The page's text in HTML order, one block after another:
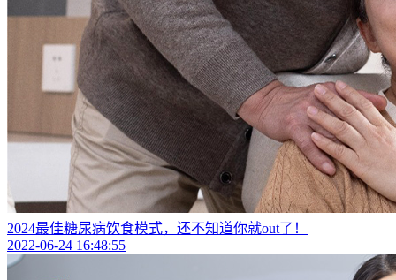
2024最佳糖尿病饮食模式，还不知道你就out了！
2022-06-24 16:48:55